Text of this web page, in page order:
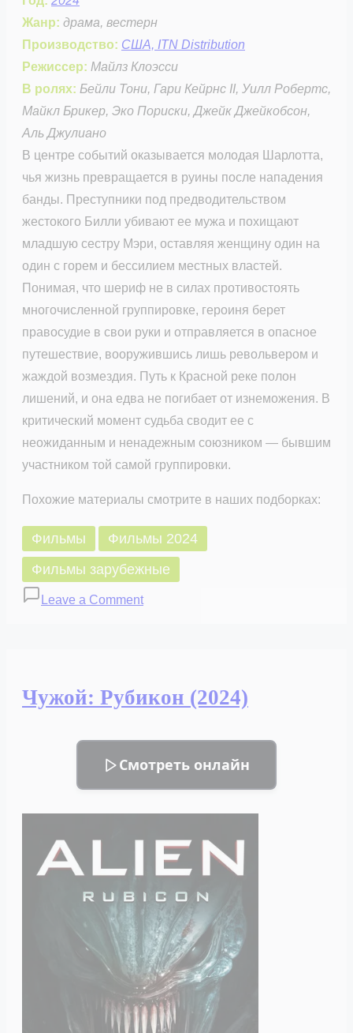
Жанр: драма, вестерн
Производство: США, ITN Distribution
Режиссер: Майлз Клоэсси
В ролях: Бейли Тони, Гари Кейрнс II, Уилл Робертс,
Майкл Брикер, Эко Пориски, Джейк Джейкобсон,
Аль Джулиано
В центре событий оказывается молодая Шарлотта,
чья жизнь превращается в руины после нападения
банды. Преступники под предводительством
жестокого Билли убивают ее мужа и похищают
младшую сестру Мэри, оставляя женщину один на
один с горем и бессилием местных властей.
Понимая, что шериф не в силах противостоять
многочисленной группировке, героиня берет
правосудие в свои руки и отправляется в опасное
путешествие, вооружившись лишь револьвером и
жаждой возмездия. Путь к Красной реке полон
лишений, и она едва не погибает от изнеможения. В
критический момент судьба сводит ее с
неожиданным и ненадежным союзником — бывшим
участником той самой группировки.
Похожие материалы смотрите в наших подборках:
Фильмы
Фильмы 2024
Фильмы зарубежные
Leave a Commenton
Чужой: Рубикон (2024)
Смотреть онлайн